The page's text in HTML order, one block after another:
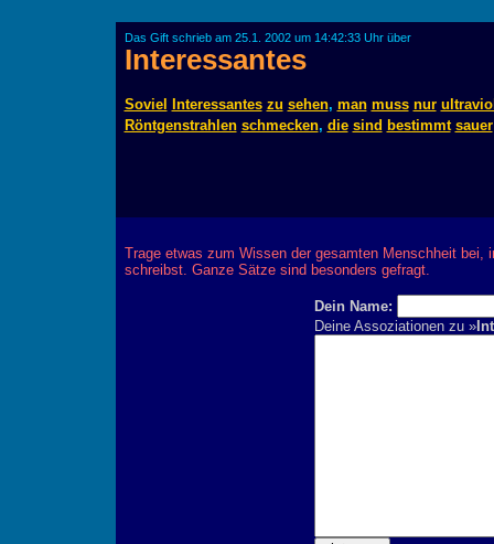
Das Gift schrieb am 25.1. 2002 um 14:42:33 Uhr über
Interessantes
Soviel Interessantes zu sehen, man muss nur
Röntgenstrahlen schmecken, die sind bestimmt sauer
Trage etwas zum Wissen der gesamten Menschheit bei,
schreibst. Ganze Sätze sind besonders gefragt.
Dein Name:
Deine Assoziationen zu »